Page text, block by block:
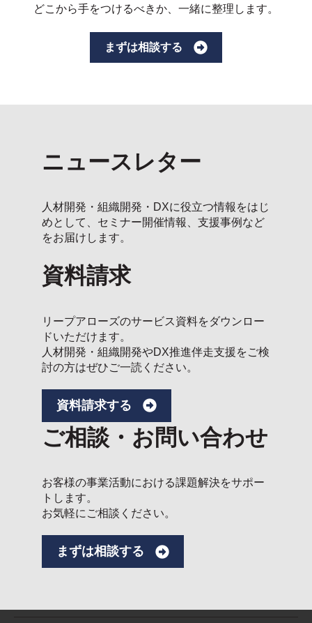
どこから手をつけるべきか、一緒に整理します。
まずは相談する
ニュースレター
人材開発・組織開発・DXに役立つ情報をはじ
めとして、セミナー開催情報、支援事例など
をお届けします。
資料請求
リープアローズのサービス資料をダウンロー
ドいただけます。
人材開発・組織開発やDX推進伴走支援をご検
討の方はぜひご一読ください。
資料請求する
ご相談・お問い合わせ
お客様の事業活動における課題解決をサポー
トします。
お気軽にご相談ください。
まずは相談する